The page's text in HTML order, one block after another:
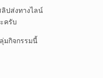
ปส่งทางไลน์
ครับ
มกิจกรรมนี้